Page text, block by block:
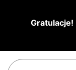
Gratulacje!